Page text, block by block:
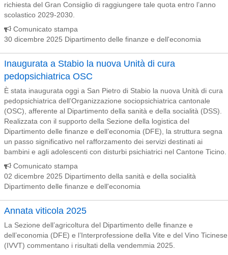
richiesta del Gran Consiglio di raggiungere tale quota entro l’anno
scolastico 2029-2030.
Comunicato stampa
30 dicembre 2025 Dipartimento delle finanze e dell'economia
Inaugurata a Stabio la nuova Unità di cura
pedopsichiatrica OSC
È stata inaugurata oggi a San Pietro di Stabio la nuova Unità di cura
pedopsichiatrica dell’Organizzazione sociopsichiatrica cantonale
(OSC), afferente al Dipartimento della sanità e della socialità (DSS).
Realizzata con il supporto della Sezione della logistica del
Dipartimento delle finanze e dell’economia (DFE), la struttura segna
un passo significativo nel rafforzamento dei servizi destinati ai
bambini e agli adolescenti con disturbi psichiatrici nel Cantone Ticino.
Comunicato stampa
02 dicembre 2025 Dipartimento della sanità e della socialità
Dipartimento delle finanze e dell'economia
Annata viticola 2025
La Sezione dell’agricoltura del Dipartimento delle finanze e
dell’economia (DFE) e l’Interprofessione della Vite e del Vino Ticinese
(IVVT) commentano i risultati della vendemmia 2025.